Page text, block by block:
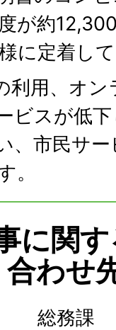
が約
に定着し
利用、オ
ビスが低
、市民サ
。
に関
合わせ
総務課